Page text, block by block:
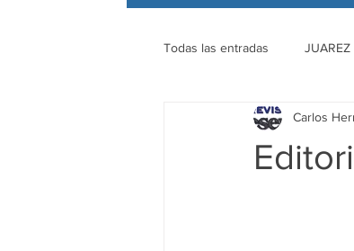
Todas las entradas JUAREZ
EDITORIAL Carlos